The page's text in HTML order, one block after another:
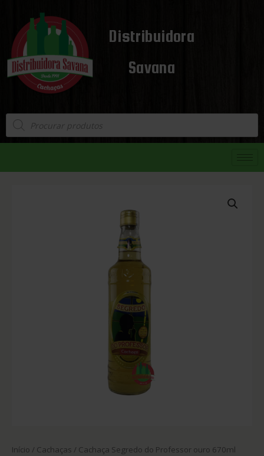
Distribuidora
Savana
Início / Cachaças / Cachaça Segredo do Professor ouro 670ml